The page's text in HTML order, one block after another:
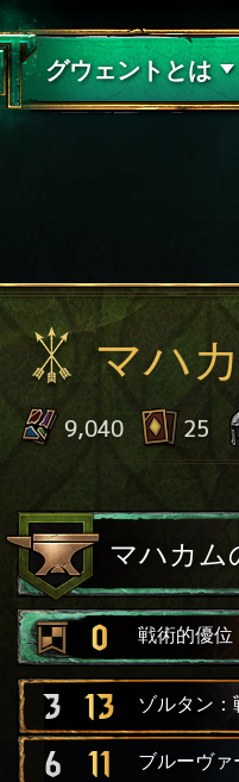
グウェントとは
サポート
マハ
9,040 25
マハカム
0 戦術的優位
3 13 ゾルタン：
6 11 ブルーヴァ